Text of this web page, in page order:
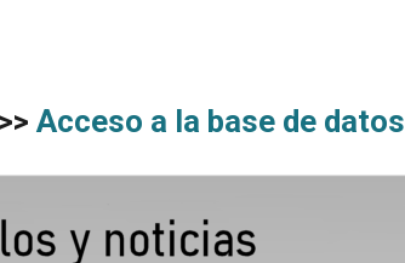
Acceso a la base de datos